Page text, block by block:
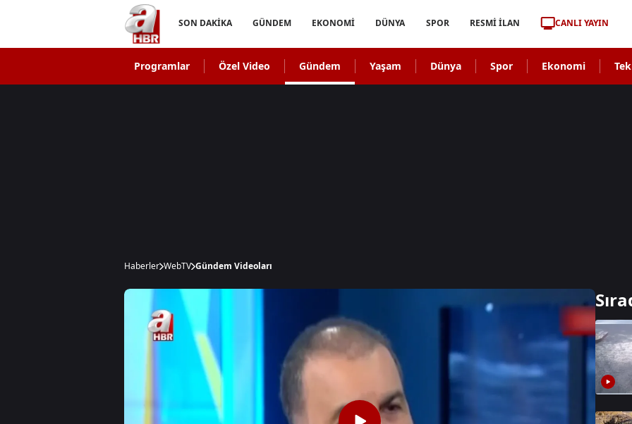
SON DAKİKA GÜNDEM EKONOMİ DÜNYA SPOR RESMİ İLAN CANLI YAYIN
Programlar Özel Video Gündem Yaşam Dünya Spor Ekonomi
Haberler WebTV Gündem Videoları